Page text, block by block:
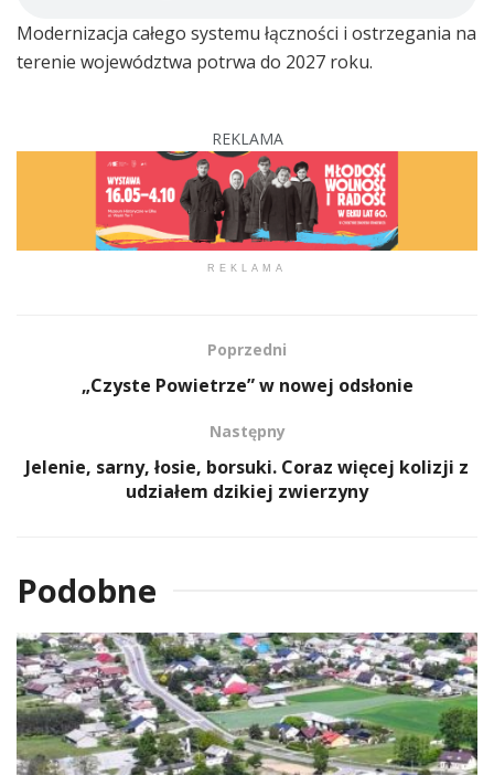
Modernizacja całego systemu łączności i ostrzegania na
terenie województwa potrwa do 2027 roku.
REKLAMA
REKLAMA
Poprzedni
„Czyste Powietrze” w nowej odsłonie
Następny
Jelenie, sarny, łosie, borsuki. Coraz więcej kolizji z
udziałem dzikiej zwierzyny
Podobne